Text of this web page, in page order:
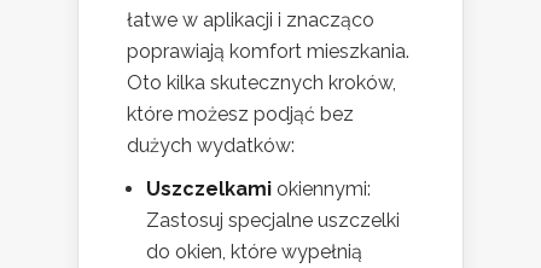
łatwe w aplikacji i znacząco
poprawiają komfort mieszkania.
Oto kilka skutecznych kroków,
które możesz podjąć bez
dużych wydatków:
Uszczelkami okiennymi:
Zastosuj specjalne uszczelki
do okien, które wypełnią